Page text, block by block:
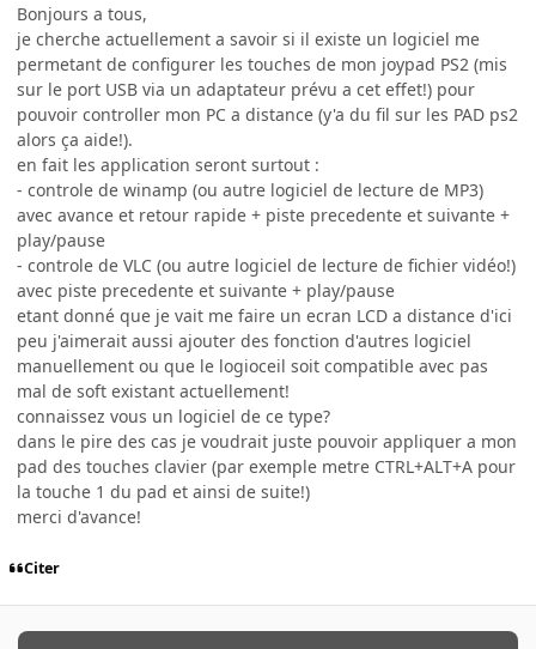
Bonjours a tous,
je cherche actuellement a savoir si il existe un logiciel me
permetant de configurer les touches de mon joypad PS2 (mis
sur le port USB via un adaptateur prévu a cet effet!) pour
pouvoir controller mon PC a distance (y'a du fil sur les PAD ps2
alors ça aide!).
en fait les application seront surtout :
- controle de winamp (ou autre logiciel de lecture de MP3)
avec avance et retour rapide + piste precedente et suivante +
play/pause
- controle de VLC (ou autre logiciel de lecture de fichier vidéo!)
avec piste precedente et suivante + play/pause
etant donné que je vait me faire un ecran LCD a distance d'ici
peu j'aimerait aussi ajouter des fonction d'autres logiciel
manuellement ou que le logioceil soit compatible avec pas
mal de soft existant actuellement!
connaissez vous un logiciel de ce type?
dans le pire des cas je voudrait juste pouvoir appliquer a mon
pad des touches clavier (par exemple metre CTRL+ALT+A pour
la touche 1 du pad et ainsi de suite!)
merci d'avance!
Citer